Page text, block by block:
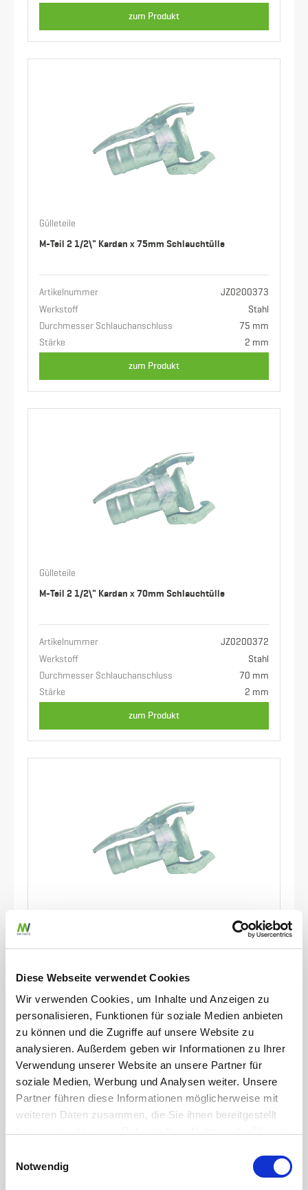
Diese Webseite verwendet Cookies
Wir verwenden Cookies, um Inhalte und Anzeigen zu
personalisieren, Funktionen für soziale Medien anbieten
zu können und die Zugriffe auf unsere Website zu
analysieren. Außerdem geben wir Informationen zu Ihrer
Verwendung unserer Website an unsere Partner für
soziale Medien, Werbung und Analysen weiter. Unsere
Partner führen diese Informationen möglicherweise mit
weiteren Daten zusammen, die Sie ihnen bereitgestellt
Weitere erforderliche Datenschutzinformationen finden
Notwendig
zum Produkt
Gülleteile
M-Teil 2 1/2\" Kardan x 75mm Schlauchtülle
Artikelnummer
JZ0200373
Werkstoff
Stahl
Durchmesser Schlauchanschluss
75 mm
Stärke
2 mm
zum Produkt
Gülleteile
M-Teil 2 1/2\" Kardan x 70mm Schlauchtülle
Artikelnummer
JZ0200372
Werkstoff
Stahl
Durchmesser Schlauchanschluss
70 mm
Stärke
2 mm
zum Produkt
Werkstoff
Stahl
Durchmesser Schlauchanschluss
Stärke
2 mm
zum Produkt